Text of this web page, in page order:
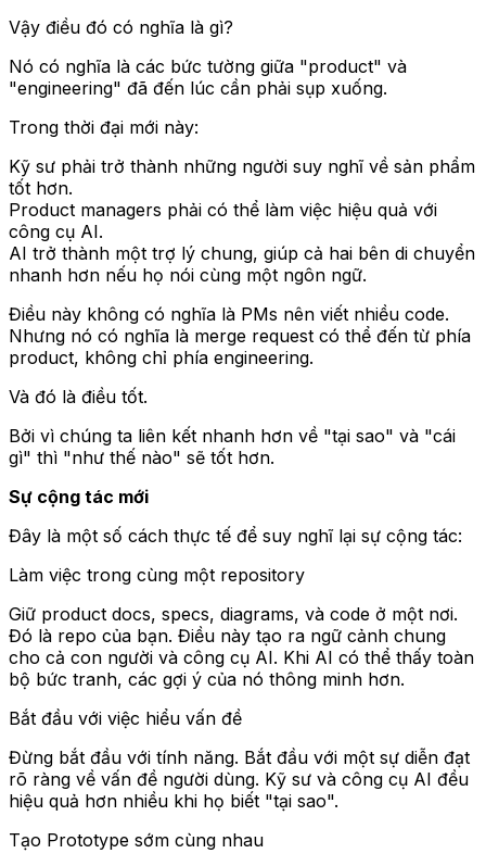
Vậy điều đó có nghĩa là gì?
Nó có nghĩa là các bức tường giữa "product" và
"engineering" đã đến lúc cần phải sụp xuống.
Trong thời đại mới này:
Kỹ sư phải trở thành những người suy nghĩ về sản phẩm
tốt hơn.
Product managers phải có thể làm việc hiệu quả với
công cụ AI.
AI trở thành một trợ lý chung, giúp cả hai bên di chuyển
nhanh hơn nếu họ nói cùng một ngôn ngữ.
Điều này không có nghĩa là PMs nên viết nhiều code.
Nhưng nó có nghĩa là merge request có thể đến từ phía
product, không chỉ phía engineering.
Và đó là điều tốt.
Bởi vì chúng ta liên kết nhanh hơn về "tại sao" và "cái
gì" thì "như thế nào" sẽ tốt hơn.
Sự cộng tác mới
Đây là một số cách thực tế để suy nghĩ lại sự cộng tác:
Làm việc trong cùng một repository
Giữ product docs, specs, diagrams, và code ở một nơi.
Đó là repo của bạn. Điều này tạo ra ngữ cảnh chung
cho cả con người và công cụ AI. Khi AI có thể thấy toàn
bộ bức tranh, các gợi ý của nó thông minh hơn.
Bắt đầu với việc hiểu vấn đề
Đừng bắt đầu với tính năng. Bắt đầu với một sự diễn đạt
rõ ràng về vấn đề người dùng. Kỹ sư và công cụ AI đều
hiệu quả hơn nhiều khi họ biết "tại sao".
Tạo Prototype sớm cùng nhau